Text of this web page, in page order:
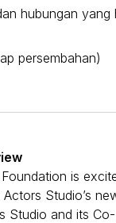
hubungan yang
persembahan)
is
Studio’s
Studio and its